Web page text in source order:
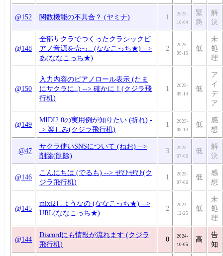
@152 関数機能の不具合？ (ヤミナ) 1
2025-
10-04
緊
急
解
決
@148
全部サクラでつくったクラシックピ
アノ音源を売っ.. (ななこっち★) -->
あ(ななこっち★)
2
2025-
09-15
低
未
処
理
@150
入力内容のピアノロール表示 (たま
にサクラに..) --> 確かに！(クジラ飛
行机)
1
2025-
09-14
低
ア
イ
デ
ア
@149
MIDI2.0の実用例が知りたい (折れ) -
-> 楽しみ(クジラ飛行机)
1
2025-
09-14
低
感
想
@47
サクラ使いSNSについて (ねお) -->
削除(削除)
3
2025-
07-06
低
解
決
@146
こんにちは (でるも) --> ぜひぜひ(ク
ジラ飛行机)
1
2025-
07-06
低
感
想
@145
mixi2しようなの (ななこっち★) -->
URL(ななこっち★)
2
2024-
12-25
低
未
処
理
@144
Discordにも情報が流れます (クジラ
飛行机)
0
2024-
10-05
高
告
知